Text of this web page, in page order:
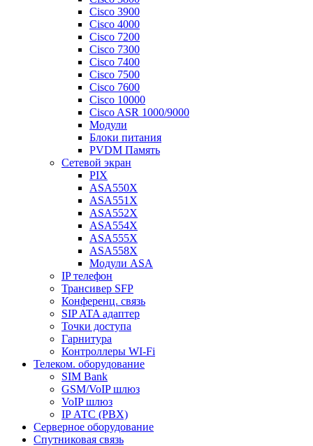
Cisco 3900
Cisco 4000
Cisco 7200
Cisco 7300
Cisco 7400
Cisco 7500
Cisco 7600
Cisco 10000
Cisco ASR 1000/9000
Модули
Блоки питания
PVDM Память
Сетевой экран
PIX
ASA550X
ASA551X
ASA552X
ASA554X
ASA555X
ASA558X
Модули ASA
IP телефон
Трансивер SFP
Конференц. связь
SIP ATA адаптер
Точки доступа
Гарнитура
Контроллеры WI-Fi
Телеком. оборудование
SIM Bank
GSM/VoIP шлюз
VoIP шлюз
IP АТС (PBX)
Серверное оборудование
Спутниковая связь